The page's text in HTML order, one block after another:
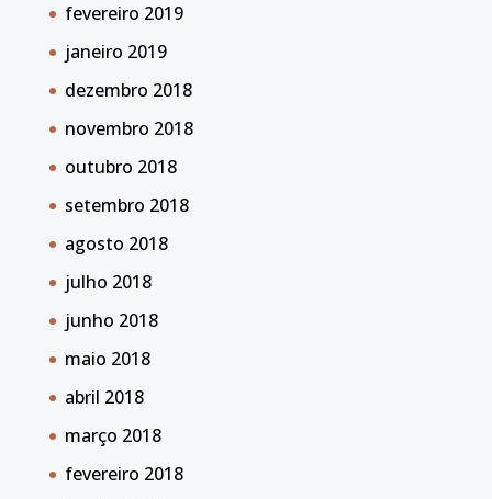
fevereiro 2019
janeiro 2019
dezembro 2018
novembro 2018
outubro 2018
setembro 2018
agosto 2018
julho 2018
junho 2018
maio 2018
abril 2018
março 2018
fevereiro 2018